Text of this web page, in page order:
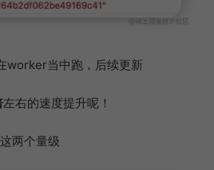
worker当中跑，后续更新
左右的速度提升呢！
两个量级